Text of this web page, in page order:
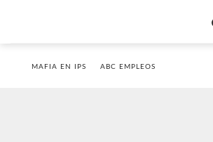
MAFIA EN IPS ABC EMPLEOS